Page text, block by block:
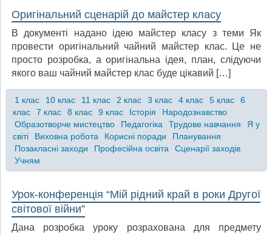
Оригінальний сценарій до майстер класу
В документі надано ідею майстер класу з теми Як
провести оригінальний чайний майстер клас. Це не
просто розробка, а оригінальна ідея, план, слідуючи
якого ваш чайний майстер клас буде цікавий […]
1 клас 10 клас 11 клас 2 клас 3 клас 4 клас 5 клас
6
клас
7 клас 8 клас 9 клас Історія
Народознавство
Образотворче мистецтво
Педагогіка Трудове навчання
Я у
світі
Виховна робота Корисні поради
Планування
Позакласні заходи
Професійна освіта
Сценарії заходів
Учням
Урок-конференція “Мій рідний край в роки Другої
світової війни”
Дана розробка уроку розрахована для предмету